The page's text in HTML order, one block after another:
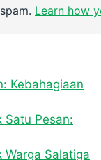
Learn how
Kebahagiaan
Satu Pesan:
Salatiga